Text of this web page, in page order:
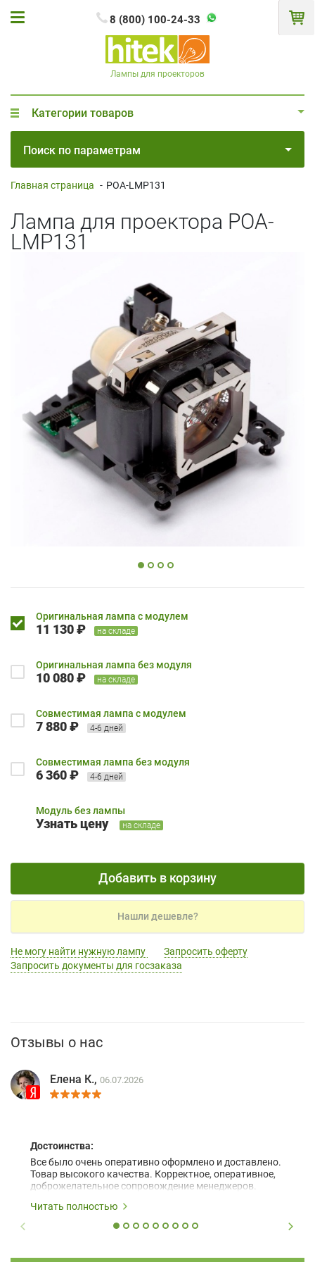
8 (800) 100-24-33
Лампы для проекторов
Категории товаров
Поиск по параметрам
Главная страница - POA-LMP131
Лампа для проектора POA-
LMP131
Оригинальная лампа с модулем
11 130 ₽ на складе
Оригинальная лампа без модуля
10 080 ₽ на складе
Совместимая лампа с модулем
7 880 ₽ 4-6 дней
Совместимая лампа без модуля
6 360 ₽ 4-6 дней
Модуль без лампы
Узнать цену на складе
Добавить в корзину
Нашли дешевле?
Не могу найти нужную лампу
Запросить оферту
Запросить документы для госзаказа
Отзывы о нас
Елена К., 06.07.2026
Достоинства:
Все было очень оперативно оформлено и доставлено.
Товар высокого качества. Корректное, оперативное,
доброжелательное сопровождение менеджеров.
Читать полностью